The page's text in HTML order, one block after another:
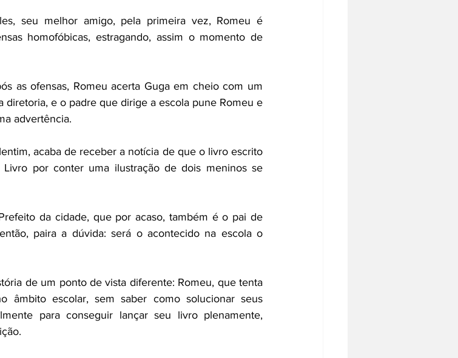
seu melhor amigo, pela primeira vez, Romeu é
homofóbicas, estragando, assim o momento de
as ofensas, Romeu acerta Guga em cheio com um
diretoria, e o padre que dirige a escola pune Romeu e
advertência.
acaba de receber a notícia de que o livro escrito
por conter uma ilustração de dois meninos se
da cidade, que por acaso, também é o pai de
paira a dúvida: será o acontecido na escola o
de um ponto de vista diferente: Romeu, que tenta
âmbito escolar, sem saber como solucionar seus
para conseguir lançar seu livro plenamente,